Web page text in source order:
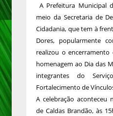
A Prefeitura Municipal
meio da Secretaria de
Cidadania, que tem à
Dores, popularmente
realizou o encerramento
homenagem ao Dia das
integrantes do
Fortalecimento de
A celebração aconteceu
de Caldas Brandão, às